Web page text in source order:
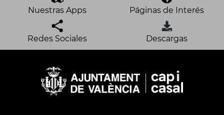
Nuestras Apps Páginas de Interés
Redes Sociales Descargas